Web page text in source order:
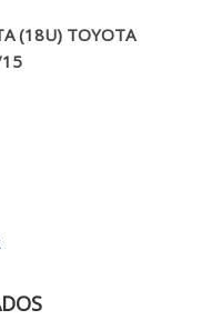
(18U) TOYOTA
15